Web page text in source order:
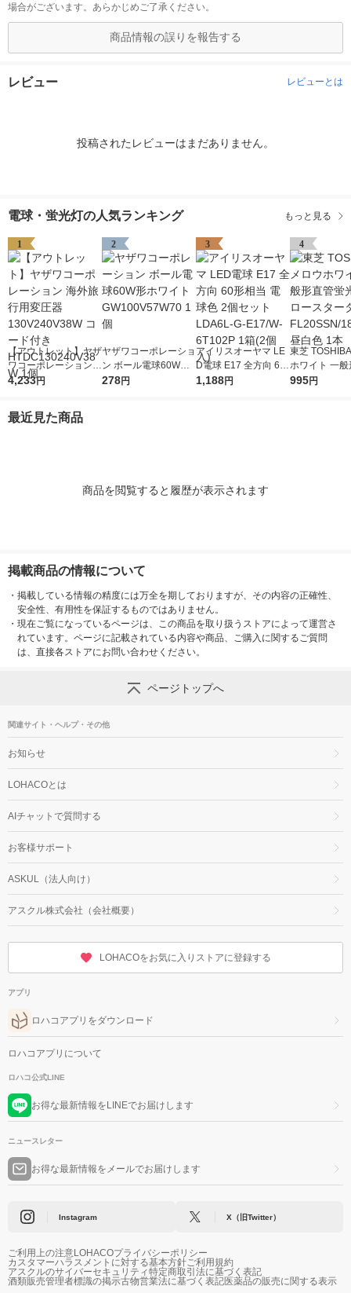
場合がございます。あらかじめご了承ください。
商品情報の誤りを報告する
レビュー レビューとは
投稿されたレビューはまだありません。
電球・蛍光灯の人気ランキング もっと見る
1
【アウトレット】ヤザ
ワコーポレーション
海外旅行用変圧器130
W 1個
4,233円
2
ヤザワコーポレーショ
ン ボール電球60W形
ホワイト GW100V57
278円
3
アイリスオーヤマ LE
D電球 E17 全方向 60
形相当 電球色 2個セ
1,188円
4
東芝
ホワイト 一般
蛍光灯 グロー
995円
最近見た商品
商品を閲覧すると履歴が表示されます
掲載商品の情報について
・ 掲載している情報の精度には万全を期しておりますが、その内容の正確性、
安全性、有用性を保証するものではありません。
・ 現在ご覧になっているページは、この商品を取り扱うストアによって運営さ
れています。ページに記載されている内容や商品、ご購入に関するご質問
は、直接各ストアにお問い合わせください。
ページトップへ
関連サイト・ヘルプ・その他
お知らせ
LOHACOとは
AIチャットで質問する
お客様サポート
ASKUL（法人向け）
アスクル株式会社（会社概要）
LOHACOをお気に入りストアに登録する
アプリ
ロハコアプリをダウンロード
ロハコアプリについて
ロハコ公式LINE
お得な最新情報をLINEでお届けします
ニュースレター
お得な最新情報をメールでお届けします
Instagram X（旧Twitter）
ご利用上の注意LOHACOプライバシーポリシー
カスタマーハラスメントに対する基本方針ご利用規約
アスクルのサイバーセキュリティ特定商取引法に基づく表記
酒類販売管理者標識の掲示古物営業法に基づく表記医薬品の販売に関する表示